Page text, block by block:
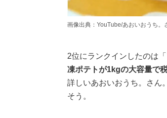
画像出典：YouTube/あおいおうち
2位にランクインしたのは
凍ポテトが1kgの大容量で
詳しいあおいおうち。さん
そう。